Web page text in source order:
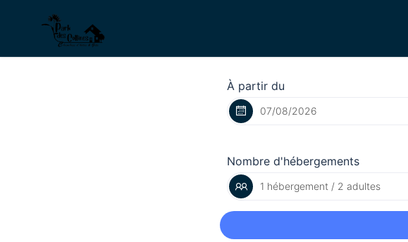
À partir du
Nombre d'hébergements
1 hébergement / 2 adultes